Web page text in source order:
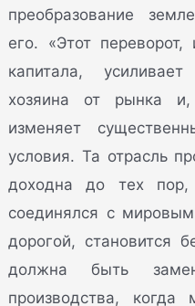
преобразование
его. «Этот
капитала,
хозяина от рынка
изменяет
условия. Та отрасль
доходна до тех
соединялся с
дорогой, становится
должна быть
производства, когда